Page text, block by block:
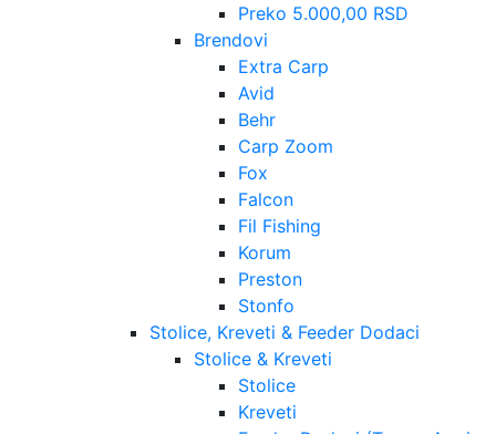
Preko 5.000,00 RSD
Brendovi
Extra Carp
Avid
Behr
Carp Zoom
Fox
Falcon
Fil Fishing
Korum
Preston
Stonfo
Stolice, Kreveti & Feeder Dodaci
Stolice & Kreveti
Stolice
Kreveti